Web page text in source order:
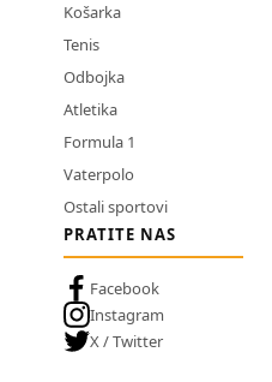
Košarka
Tenis
Odbojka
Atletika
Formula 1
Vaterpolo
Ostali sportovi
PRATITE NAS
Facebook
Instagram
X / Twitter